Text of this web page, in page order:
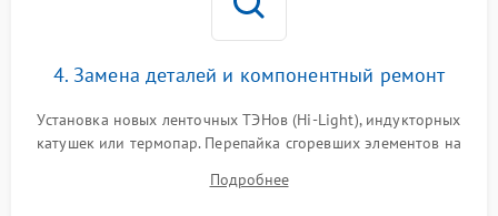
4. Замена деталей и компонентный ремонт
Установка новых ленточных ТЭНов (Hi-Light), индукторных
катушек или термопар. Перепайка сгоревших элементов на
дорожек. Очистка контактов и замена поврежденной
Подробнее